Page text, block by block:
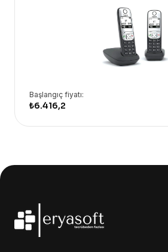
Başlangıç fiyatı:
₺6.416,2